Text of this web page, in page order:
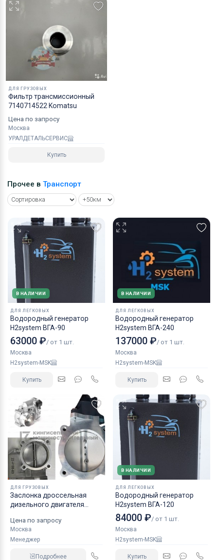
ДЛЯ ГРУЗОВЫХ
Фильтр трансмиссионный
7140714522 Komatsu
Цена по запросу
Москва
УРАЛДЕТАЛЬСЕРВИС
Купить
Прочее в Транспорт
В НАЛИЧИИ
ДЛЯ ЛЕГКОВЫХ
Водородный генератор
H2system ВГА-90
63000 ₽/ от 1 шт.
Москва
H2system-MSK
Купить
В НАЛИЧИИ
ДЛЯ ЛЕГКОВЫХ
Водородный генератор
H2system ВГА-240
137000 ₽/ от 1 шт.
Москва
H2system-MSK
Купить
ДЛЯ ГРУЗОВЫХ
Заслонка дроссельная
дизельного двигателя
Цена по запросу
Москва
Менеджер
Подробнее
В НАЛИЧИИ
ДЛЯ ЛЕГКОВЫХ
Водородный генератор
H2system ВГА-120
84000 ₽/ от 1 шт.
Москва
H2system-MSK
Купить